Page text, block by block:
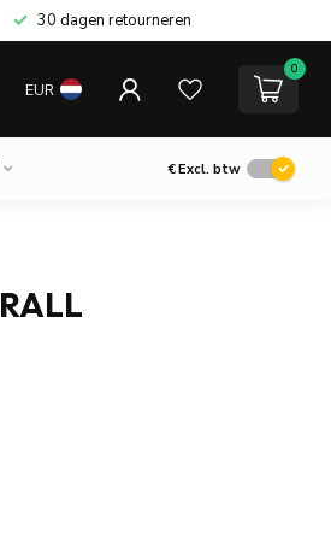
30 dagen retourneren
EUR
0
€Excl. btw